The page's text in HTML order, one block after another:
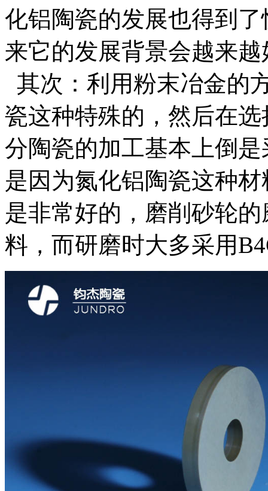
化铝陶瓷的发展也得到
来它的发展背景会越来越
其次：利用粉末冶金的
瓷这种特殊的，然后在
分陶瓷的加工基本上倒
是因为氮化铝陶瓷这种
是非常好的，磨削砂轮
料，而研磨时大多采用